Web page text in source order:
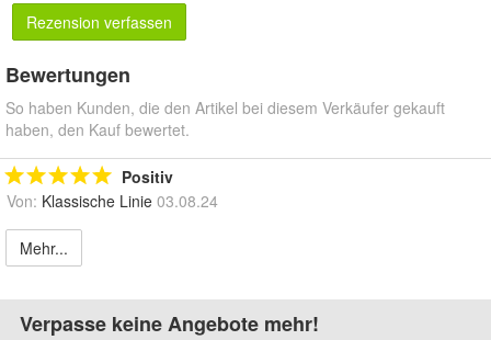
Rezension verfassen
Bewertungen
So haben Kunden, die den Artikel bei diesem Verkäufer gekauft
haben, den Kauf bewertet.
Positiv
Von: Klassische Linie 03.08.24
Mehr...
Verpasse keine Angebote mehr!